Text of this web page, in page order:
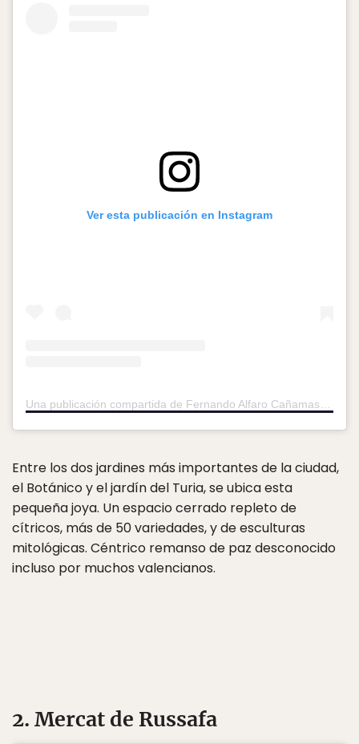
Ver esta publicación en Instagram
Una publicación compartida de Fernando Alfaro Cañamas (@baobaopaisajismo)
Entre los dos jardines más importantes de la ciudad,
el Botánico y el jardín del Turia, se ubica esta
pequeña joya. Un espacio cerrado repleto de
cítricos, más de 50 variedades, y de esculturas
mitológicas. Céntrico remanso de paz desconocido
incluso por muchos valencianos.
2. Mercat de Russafa